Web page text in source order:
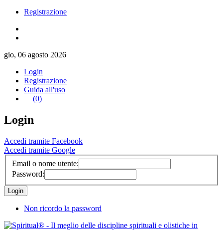
Registrazione
gio, 06 agosto 2026
Login
Registrazione
Guida all'uso
(0)
Login
Accedi tramite Facebook
Accedi tramite Google
Email o nome utente:
Password:
Non ricordo la password